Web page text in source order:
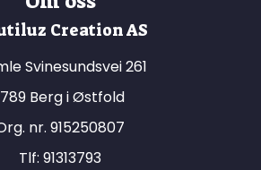
Creation AS
Svinesundsvei 261
Berg i Østfold
nr. 915250807
Tlf: 91313793